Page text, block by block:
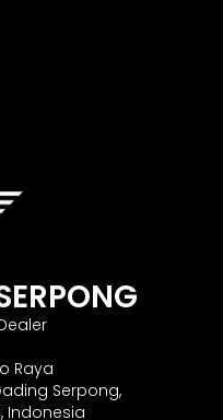
Raya
Serpong,
Indonesia